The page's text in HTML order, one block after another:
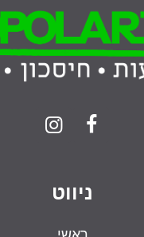
ניווט